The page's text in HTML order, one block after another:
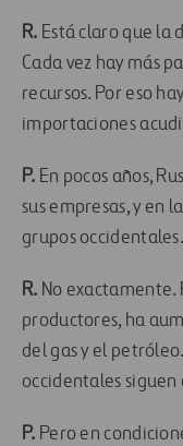
R. Está claro que la
Cada vez hay más
recursos. Por eso
importaciones
P. En pocos años,
sus empresas, y en
grupos occidentales.
R. No exactamente.
productores, ha
del gas y el
occidentales siguen
P. Pero en